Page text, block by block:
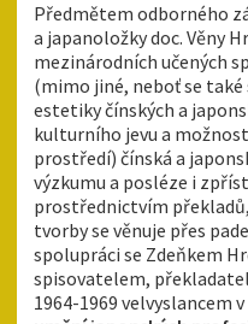
Předmětem odborného
a japanoložky doc. Věny
mezinárodních učených
(mimo jiné, neboť se
estetiky čínských a
kulturního jevu a
prostředí) čínská a
výzkumu a posléze i
prostřednictvím
tvorby se věnuje přes
spolupráci se Zdeňkem
spisovatelem,
1964-1969 velvyslancem